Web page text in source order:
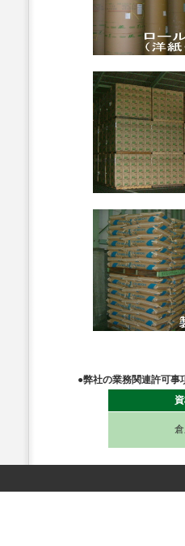
●弊社の業務関連許可事